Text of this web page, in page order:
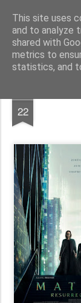
This site uses
and to analyze
shared with
metrics to
statistics, and
Pages
22